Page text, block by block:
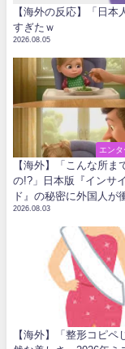
【海外の反応】「日
すぎたｗ
2026.08.05
エンタ
【海外】「こんな所ま
の!?」日本版『インサ
ド』の秘密に外国人が
2026.08.03
【海外】「整形コピペ